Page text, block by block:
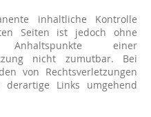
inhaltliche Kontrolle
Seiten ist jedoch ohne
Anhaltspunkte einer
nicht zumutbar. Bei
von Rechtsverletzungen
Links umgehend